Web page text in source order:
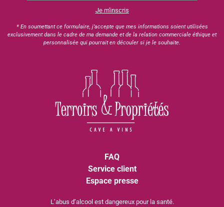
FAQ
Service client
Espace presse
L’abus d’alcool est dangereux pour la santé.
Je m'inscris
* En soumettant ce formulaire, j’accepte que mes informations soient utilisées
exclusivement dans le cadre de ma demande et de la relation commerciale éthique et
personnalisée qui pourrait en découler si je le souhaite.